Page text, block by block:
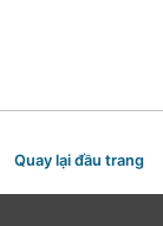
Quay lại đầu trang